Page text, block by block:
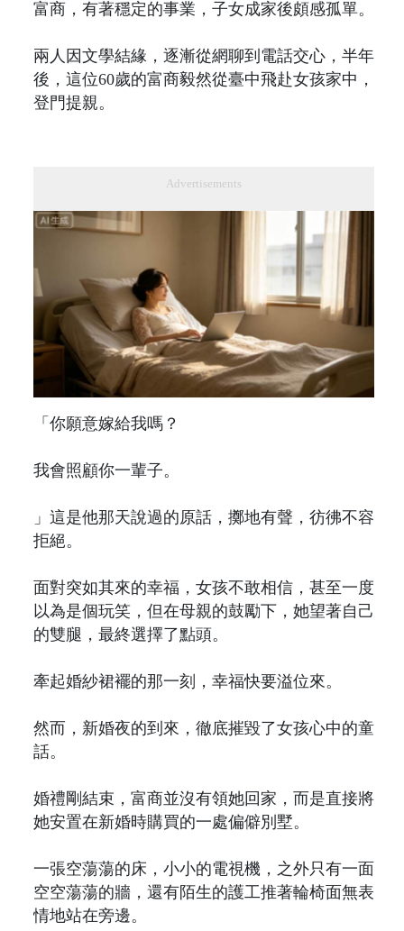
富商，有著穩定的事業，子女成家後頗感孤單。
兩人因文學結緣，逐漸從網聊到電話交心，半年
後，這位60歲的富商毅然從臺中飛赴女孩家中，
登門提親。
Advertisements
「你願意嫁給我嗎？
我會照顧你一輩子。
」這是他那天說過的原話，擲地有聲，彷彿不容
拒絕。
面對突如其來的幸福，女孩不敢相信，甚至一度
以為是個玩笑，但在母親的鼓勵下，她望著自己
的雙腿，最終選擇了點頭。
牽起婚紗裙襬的那一刻，幸福快要溢位來。
然而，新婚夜的到來，徹底摧毀了女孩心中的童
話。
婚禮剛結束，富商並沒有領她回家，而是直接將
她安置在新婚時購買的一處偏僻別墅。
一張空蕩蕩的床，小小的電視機，之外只有一面
空空蕩蕩的牆，還有陌生的護工推著輪椅面無表
情地站在旁邊。